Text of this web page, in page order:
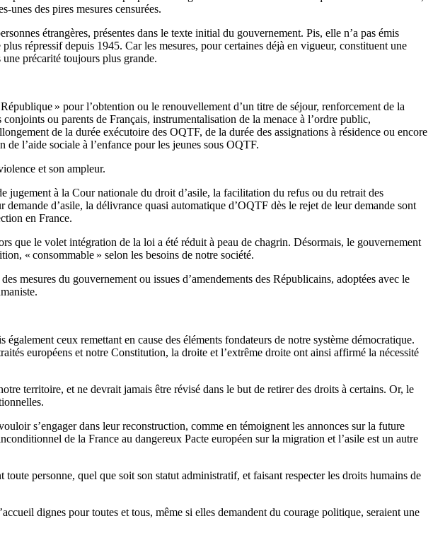
des pires mesures censurées.
étrangères, présentes dans le texte initial du gouvernement. Pis, elle n’a pas émis
répressif depuis 1945. Car les mesures, pour certaines déjà en vigueur, constituent une
précarité toujours plus grande.
» pour l’obtention ou le renouvellement d’un titre de séjour, renforcement de la
ou parents de Français, instrumentalisation de la menace à l’ordre public,
de la durée exécutoire des OQTF, de la durée des assignations à résidence ou encore
l’aide sociale à l’enfance pour les jeunes sous OQTF.
et son ampleur.
à la Cour nationale du droit d’asile, la facilitation du refus ou du retrait des
d’asile, la délivrance quasi automatique d’OQTF dès le rejet de leur demande sont
en France.
que le volet intégration de la loi a été réduit à peau de chagrin. Désormais, le gouvernement
« consommable » selon les besoins de notre société.
mesures du gouvernement ou issues d’amendements des Républicains, adoptées avec le
ceux remettant en cause des éléments fondateurs de notre système démocratique.
européens et notre Constitution, la droite et l’extrême droite ont ainsi affirmé la nécessité
territoire, et ne devrait jamais être révisé dans le but de retirer des droits à certains. Or, le
s’engager dans leur reconstruction, comme en témoignent les annonces sur la future
de la France au dangereux Pacte européen sur la migration et l’asile est un autre
personne, quel que soit son statut administratif, et faisant respecter les droits humains de
dignes pour toutes et tous, même si elles demandent du courage politique, seraient une